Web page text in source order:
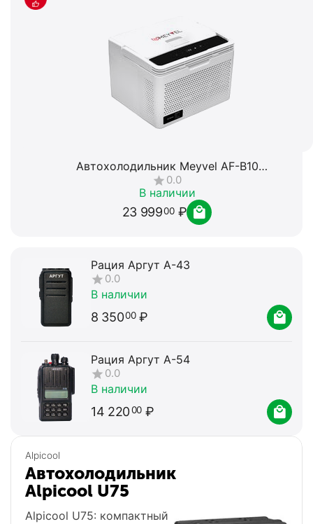
Фонарь Fenix HP16R
0.0
В наличии
13 89000 ₽
Рация Аргут А-43
0.0
В наличии
8 35000 ₽
Рация Аргут А-54
0.0
В наличии
14 22000 ₽
Автохолодильник
Alpicool MK35
Портативный